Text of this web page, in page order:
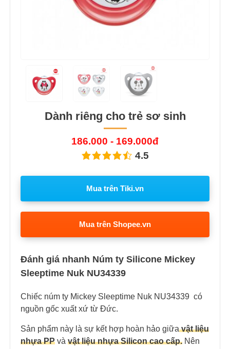
Dành riêng cho trẻ sơ sinh
186.000 - 169.000đ
4.5
Mua trên Tiki.vn
Mua trên Shopee.vn
Đánh giá nhanh Núm ty Silicone Mickey
Sleeptime Nuk NU34339
Chiếc núm ty Mickey Sleeptime Nuk NU34339 có
nguồn gốc xuất xứ từ Đức.
Sản phẩm này là sự kết hợp hoàn hảo giữavật liệu
nhựa PP và vật liệu nhựa Silicon cao cấp. Nên